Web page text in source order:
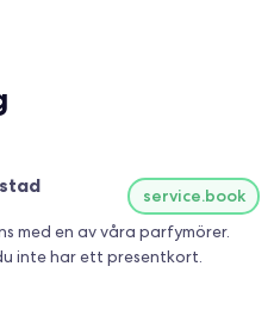
service.book
med en av våra parfymörer.
inte har ett presentkort.